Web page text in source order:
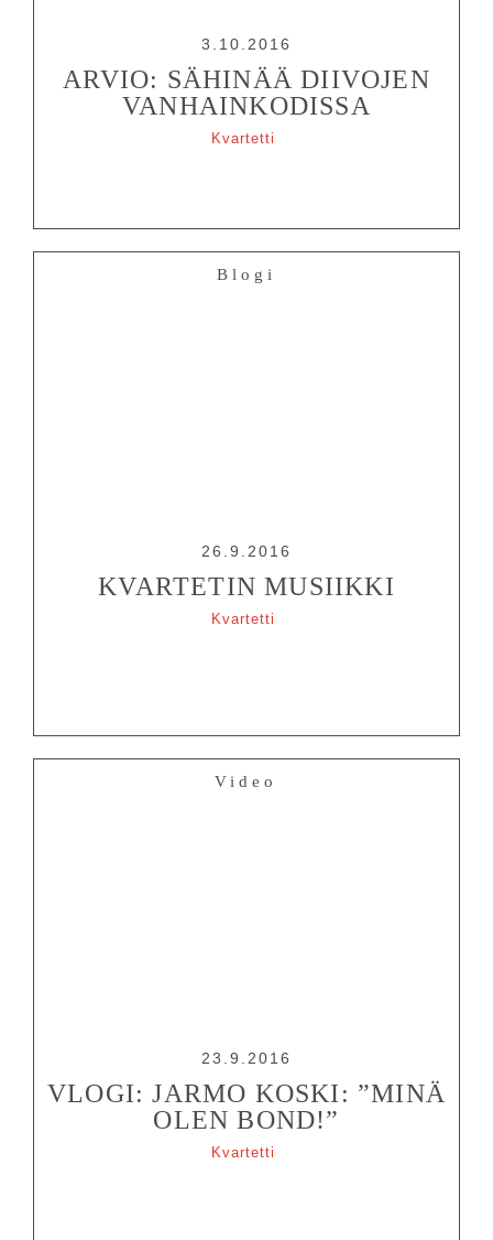
OHJELMISTO
LIPUT
AIKATAULUT
TEATTERI
KESÄTEATTERI
3.10.2016
ARVIO: SÄHINÄÄ DIIVOJEN
VANHAINKODISSA
Kvartetti
Blogi
26.9.2016
KVARTETIN MUSIIKKI
Kvartetti
Video
23.9.2016
VLOGI: JARMO KOSKI: ”MINÄ
OLEN BOND!”
Kvartetti